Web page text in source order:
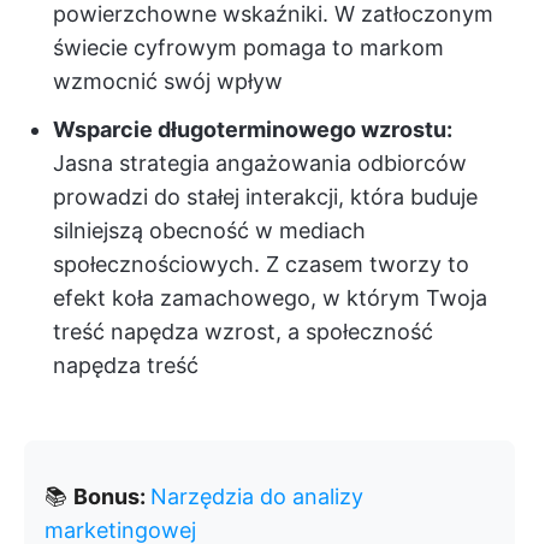
powierzchowne wskaźniki. W zatłoczonym
świecie cyfrowym pomaga to markom
wzmocnić swój wpływ
Wsparcie długoterminowego wzrostu:
Jasna strategia angażowania odbiorców
prowadzi do stałej interakcji, która buduje
silniejszą obecność w mediach
społecznościowych. Z czasem tworzy to
efekt koła zamachowego, w którym Twoja
treść napędza wzrost, a społeczność
napędza treść
📚 Bonus: Narzędzia do analizy
marketingowej